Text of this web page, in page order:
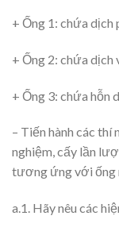
+ Ống 1: chứa dịch
+ Ống 2: chứa
+ Ống 3: chứa hỗn
– Tiến hành các
nghiệm, cấy lần
tương ứng với ống
a.1. Hãy nêu các